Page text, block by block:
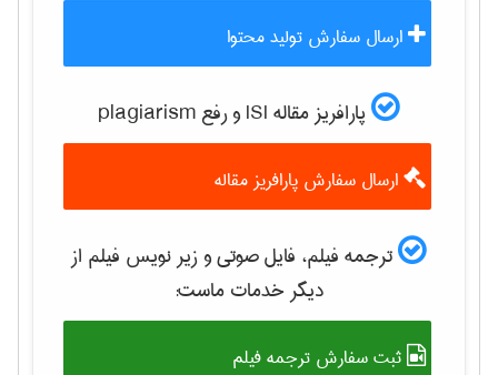
ارسال سفارش تولید محتوا
پارافریز مقاله ISI و رفع plagiarism
ارسال سفارش پارافریز مقاله
ترجمه فیلم، فایل صوتی و زیر نویس فیلم از
دیگر خدمات ماست:
ثبت سفارش ترجمه فیلم